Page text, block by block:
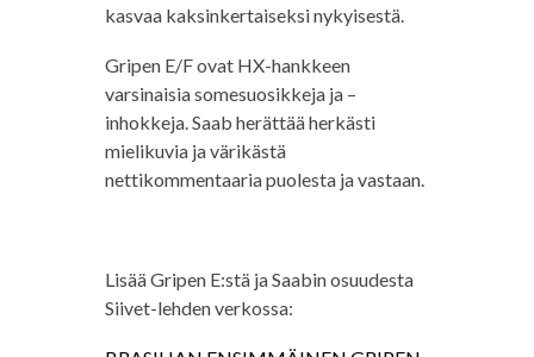
kasvaa kaksinkertaiseksi nykyisestä.
Gripen E/F ovat HX-hankkeen
varsinaisia somesuosikkeja ja –
inhokkeja. Saab herättää herkästi
mielikuvia ja värikästä
nettikommentaaria puolesta ja vastaan.
Lisää Gripen E:stä ja Saabin osuudesta
Siivet-lehden verkossa: